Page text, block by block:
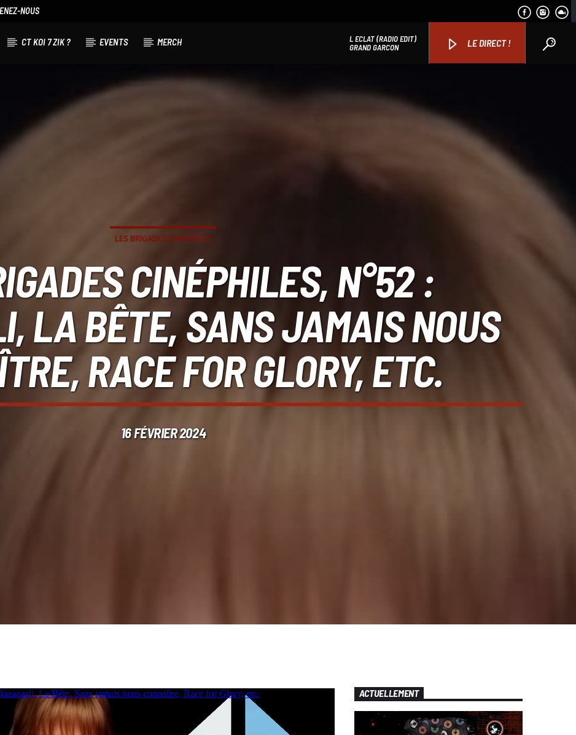
NOUS
CT KOI 7 ZIK ? EVENTS MERCH LE DIRECT !
L ECLAT (RADIO EDIT)
GRAND GARCON
LES BRIGADES CINÉPHILES
CINÉPHILES, N°52 :
LA BÊTE, SANS JAMAIS NOUS
RACE FOR GLORY, ETC.
16 FÉVRIER 2024
ACTUELLEMENT